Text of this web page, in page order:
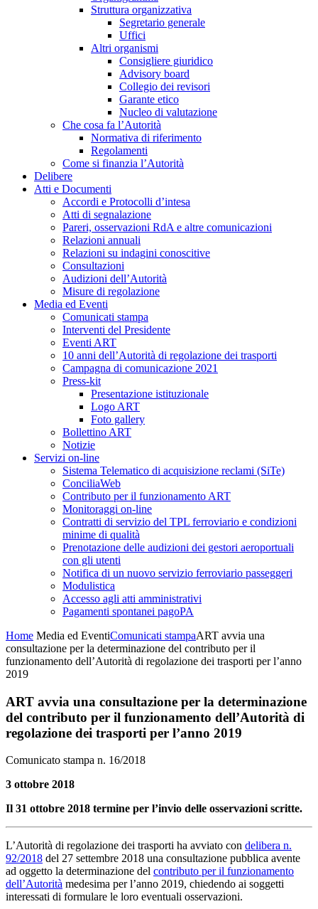
Struttura organizzativa
Segretario generale
Uffici
Altri organismi
Consigliere giuridico
Advisory board
Collegio dei revisori
Garante etico
Nucleo di valutazione
Che cosa fa l’Autorità
Normativa di riferimento
Regolamenti
Come si finanzia l’Autorità
Delibere
Atti e Documenti
Accordi e Protocolli d’intesa
Atti di segnalazione
Pareri, osservazioni RdA e altre comunicazioni
Relazioni annuali
Relazioni su indagini conoscitive
Consultazioni
Audizioni dell’Autorità
Misure di regolazione
Media ed Eventi
Comunicati stampa
Interventi del Presidente
Eventi ART
10 anni dell’Autorità di regolazione dei trasporti
Campagna di comunicazione 2021
Press-kit
Presentazione istituzionale
Logo ART
Foto gallery
Bollettino ART
Notizie
Servizi on-line
Sistema Telematico di acquisizione reclami (SiTe)
ConciliaWeb
Contributo per il funzionamento ART
Monitoraggi on-line
Contratti di servizio del TPL ferroviario e condizioni
minime di qualità
Prenotazione delle audizioni dei gestori aeroportuali
con gli utenti
Notifica di un nuovo servizio ferroviario passeggeri
Modulistica
Accesso agli atti amministrativi
Pagamenti spontanei pagoPA
Home Media ed EventiComunicati stampaART avvia una
consultazione per la determinazione del contributo per il
funzionamento dell’Autorità di regolazione dei trasporti per l’anno
2019
ART avvia una consultazione per la determinazione
del contributo per il funzionamento dell’Autorità di
regolazione dei trasporti per l’anno 2019
Comunicato stampa n. 16/2018
3 ottobre 2018
Il 31 ottobre 2018 termine per l’invio delle osservazioni scritte.
L’Autorità di regolazione dei trasporti ha avviato con delibera n.
92/2018 del 27 settembre 2018 una consultazione pubblica avente
ad oggetto la determinazione del contributo per il funzionamento
dell’Autorità medesima per l’anno 2019, chiedendo ai soggetti
interessati di formulare le loro eventuali osservazioni.